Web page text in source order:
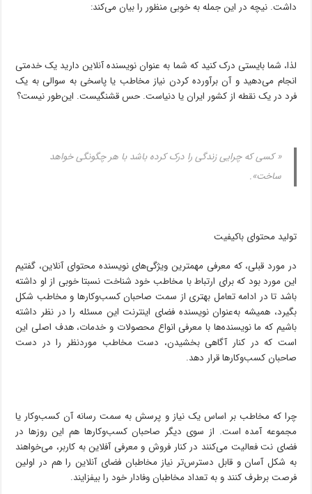
داشت. نیچه در این جمله به خوبی منظور را بیان می‌کند:
لذا، شما بایستی درک کنید که شما به عنوان نویسنده آنلاین دارید یک خدمتی
انجام می‌دهید و آن برآورده کردن نیاز مخاطب یا پاسخی به سوالی به یک
فرد در یک نقطه از کشور ایران یا دنیاست. حس قشنگیست. این‌طور نیست؟
« کسی که چرایی زندگی را درک کرده باشد با هر چگونگی خواهد
ساخت».
تولید محتوای باکیفیت
در مورد قبلی، که معرفی مهمترین ویژگی‌های نویسنده محتوای آنلاین، گفتیم
این مورد بود که برای ارتباط با مخاطب خود شناخت نسبتا خوبی از او داشته
باشد تا در ادامه تعامل بهتری از سمت صاحبان کسب‌و‌کارها و مخاطب شکل
بگیرد، همیشه به‌عنوان نویسنده فضای اینترنت این مسئله را در نظر داشته
باشیم که ما نویسنده‌ها با معرفی انواع محصولات و خدمات، هدف اصلی این
است که در کنار آگاهی بخشیدن، دست مخاطب موردنظر را در دست
صاحبان کسب‌وکارها قرار دهد.
چرا که مخاطب بر اساس یک نیاز و پرسش به سمت رسانه آن کسب‌و‌کار یا
مجموعه آمده است. از سوی دیگر صاحبان کسب‌وکارها هم این روزها در
فضای نت فعالیت می‌کنند در کنار فروش و معرفی آفلاین به کاربر، می‌خواهند
به شکل آسان و قابل دسترس‌تر نیاز مخاطبان فضای آنلاین را هم در اولین
فرصت برطرف کنند و به تعداد مخاطبان وفادار خود را بیفزایند.